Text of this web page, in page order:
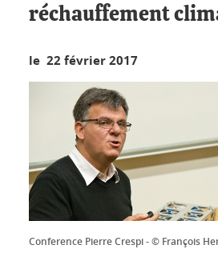
réchauffement
le 22 février 2017
Conference Pierre Crespi - © François